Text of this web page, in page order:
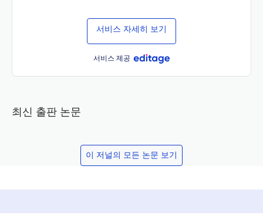
서비스 자세히 보기
서비스 제공
최신 출판 논문
이 저널의 모든 논문 보기